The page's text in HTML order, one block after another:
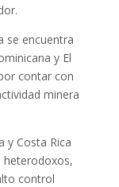
se encuentra
y El
contar con
minera
y Costa Rica
heterodoxos,
control